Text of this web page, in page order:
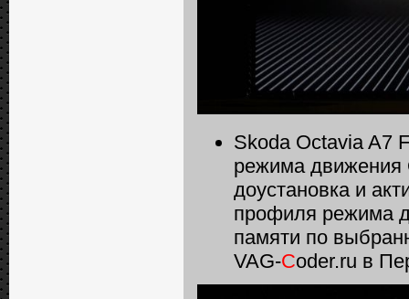
Skoda Octavia A7
режима движения
доустановка и
профиля режима
памяти по
VAG-Coder.ru в